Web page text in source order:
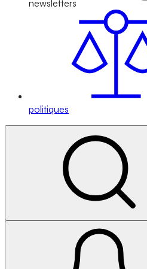
newsletters
politiques